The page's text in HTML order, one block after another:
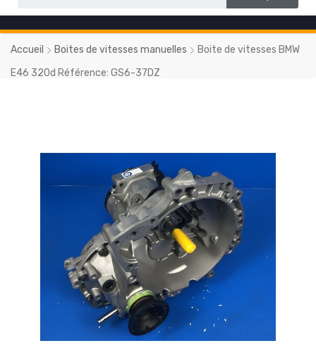
Accueil Boites de vitesses manuelles
Boite de vitesses BMW
E46 320d Référence: GS6-37DZ